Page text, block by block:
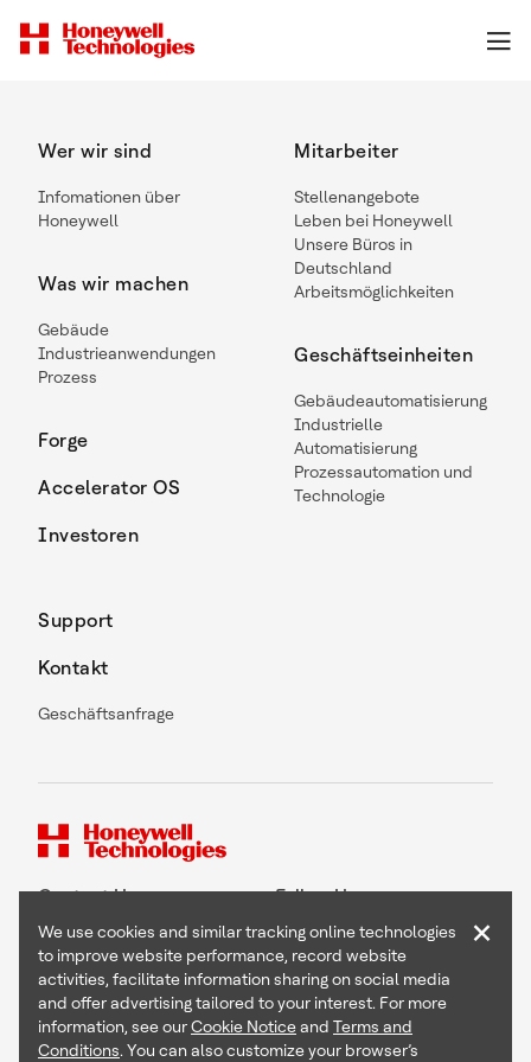
Wer wir sind
Infomationen über
Honeywell
Was wir machen
Gebäude
Industrieanwendungen
Prozess
Forge
Accelerator OS
Investoren
Mitarbeiter
Stellenangebote
Leben bei Honeywell
Unsere Büros in
Deutschland
Arbeitsmöglichkeiten
Geschäftseinheiten
Gebäudeautomatisierung
Industrielle
Automatisierung
Prozessautomation und
Technologie
Support
Kontakt
Geschäftsanfrage
Contact Us Follow Us
Copyright © 2026 Honeywell International Inc
Terms & Conditions
Privacy Statement
We use cookies and similar tracking online technologies
to improve website performance, record website
activities, facilitate information sharing on social media
and offer advertising tailored to your interest. For more
information, see ourCookie Noticeand Terms and
Conditions. You can also customize your browser’s
×